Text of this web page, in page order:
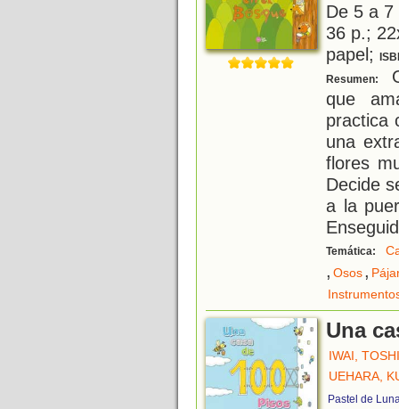
De 5 a
36 p.;
papel;
Resumen:
que
practica
una
flores
Decide
a la
Temática:
, Osos,
Una
IWAI,
UEHARA,
Pastel de